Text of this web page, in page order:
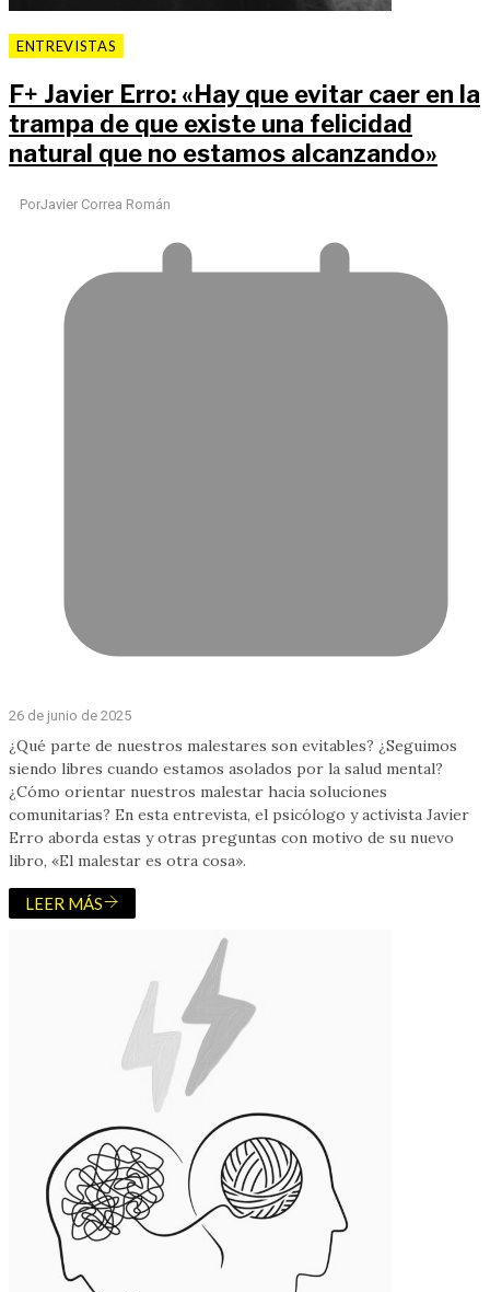
ENTREVISTAS
F+ Javier Erro: «Hay que evitar caer en la
trampa de que existe una felicidad
natural que no estamos alcanzando»
PorJavier Correa Román
26 de junio de 2025
¿Qué parte de nuestros malestares son evitables? ¿Seguimos
siendo libres cuando estamos asolados por la salud mental?
¿Cómo orientar nuestros malestar hacia soluciones
comunitarias? En esta entrevista, el psicólogo y activista Javier
Erro aborda estas y otras preguntas con motivo de su nuevo
libro, «El malestar es otra cosa».
LEER MÁS